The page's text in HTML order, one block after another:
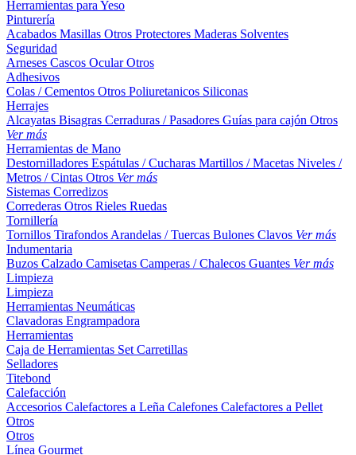
Herramientas para Yeso
Pinturería
Acabados Masillas Otros Protectores Maderas Solventes
Seguridad
Arneses Cascos OcularOtros
Adhesivos
Colas / Cementos Otros Poliuretanicos Siliconas
Herrajes
Alcayatas Bisagras Cerraduras / Pasadores Guías para cajón Otros
Ver más
Herramientas de Mano
Destornilladores Espátulas / Cucharas Martillos / Macetas Niveles /
Metros / Cintas Otros Ver más
Sistemas Corredizos
Correderas Otros Rieles Ruedas
Tornillería
Tornillos Tirafondos Arandelas / Tuercas Bulones Clavos Ver más
Indumentaria
Buzos Calzado Camisetas Camperas / Chalecos Guantes Ver más
Limpieza
Limpieza
Herramientas Neumáticas
Clavadoras Engrampadora
Herramientas
Caja de Herramientas Set Carretillas
Selladores
Titebond
Calefacción
Accesorios Calefactores a Leña Calefones Calefactores a Pellet
Otros
Otros
Línea Gourmet